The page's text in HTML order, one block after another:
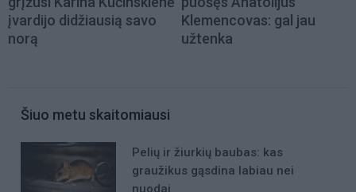
įvardijo didžiausią savo
norą
Klemencovas: gal jau
užtenka
Šiuo metu skaitomiausi
Pelių ir žiurkių baubas: kas
graužikus gąsdina labiau nei
nuodai